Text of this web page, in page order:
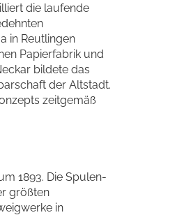
die laufende
in Reutlingen
Papierfabrik und
bildete das
der Altstadt.
zeitgemäß
1893. Die Spulen-
größten
in